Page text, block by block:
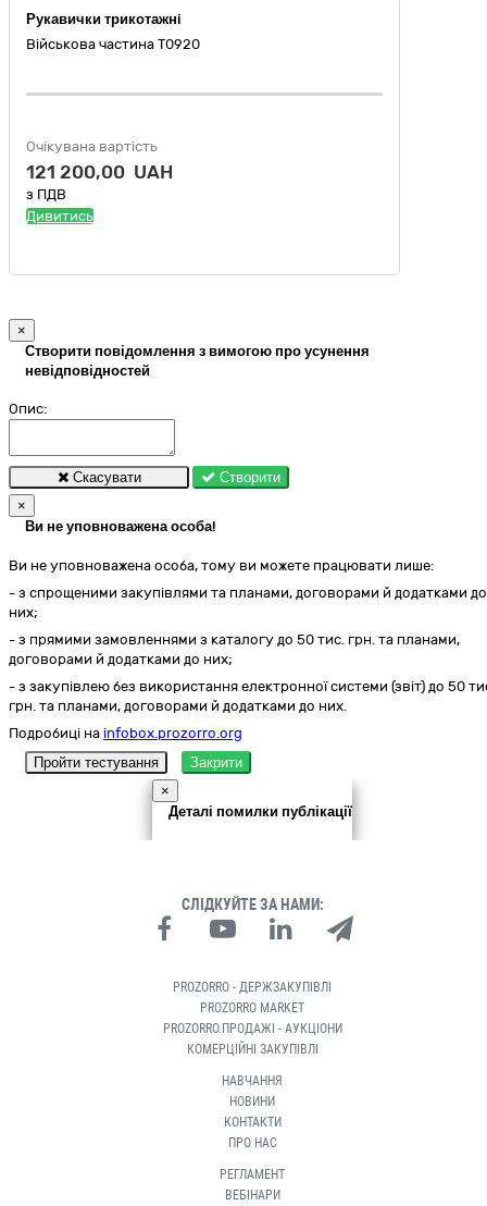
Рукавички трикотажнi
Військова частина Т0920
Очікувана вартість
121 200,00 UAH
з ПДВ
Дивитись
×
Створити повідомлення з вимогою про усунення
невідповідностей
Опис:
Скасувати
Створити
×
Ви не уповноважена особа!
Ви не уповноважена особа, тому ви можете працювати лише:
- з спрощеними закупівлями та планами, договорами й додатками до
них;
- з прямими замовленнями з каталогу до 50 тис. грн. та планами,
договорами й додатками до них;
- з закупівлею без використання електронної системи (звіт) до 50
грн. та планами, договорами й додатками до них.
Подробиці на infobox.prozorro.org
Пройти тестування
Закрити
×
Деталі помилки публікації
СЛІДКУЙТЕ ЗА НАМИ:
PROZORRO - ДЕРЖЗАКУПІВЛІ
PROZORRO MARKET
PROZORRO.ПРОДАЖІ - АУКЦІОНИ
КОМЕРЦІЙНІ ЗАКУПІВЛІ
НАВЧАННЯ
НОВИНИ
КОНТАКТИ
ПРО НАС
РЕГЛАМЕНТ
ВЕБІНАРИ